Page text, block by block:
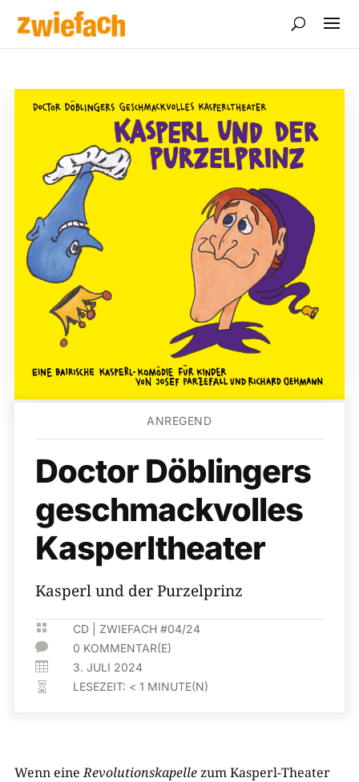
ANREGEND
Doctor Döblingers
geschmackvolles
Kasperltheater
Kasperl und der Purzelprinz
 CD |ZWIEFACH #04/24
 0 KOMMENTAR(E)
 3. JULI 2024
 LESEZEIT: < 1 MINUTE(N)
Wenn eineRevolutionskapellezum Kasperl-Theater